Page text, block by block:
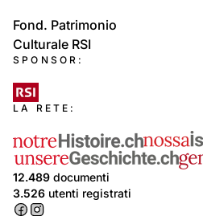
Fond. Patrimonio
Culturale RSI
SPONSOR:
LA RETE:
12.489 documenti
3.526 utenti registrati